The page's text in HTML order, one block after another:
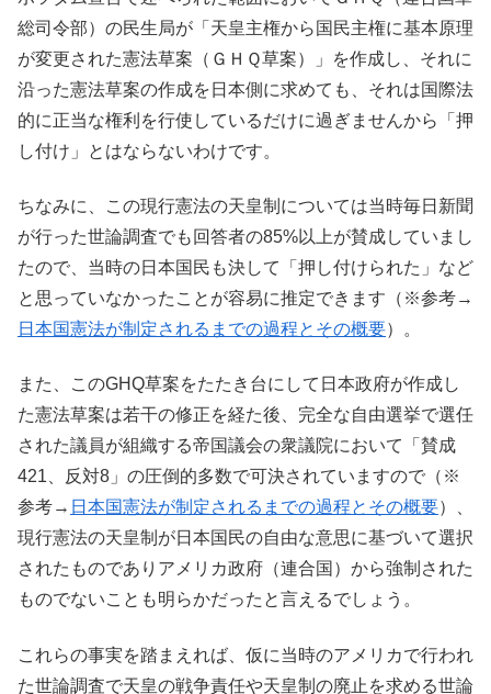
総司令部）の民生局が「天皇主権から国民主権に基本原理
が変更された憲法草案（ＧＨＱ草案）」を作成し、それに
沿った憲法草案の作成を日本側に求めても、それは国際法
的に正当な権利を行使しているだけに過ぎませんから「押
し付け」とはならないわけです。
ちなみに、この現行憲法の天皇制については当時毎日新聞
が行った世論調査でも回答者の85%以上が賛成していまし
たので、当時の日本国民も決して「押し付けられた」など
と思っていなかったことが容易に推定できます（※参考→
日本国憲法が制定されるまでの過程とその概要）。
また、このGHQ草案をたたき台にして日本政府が作成し
た憲法草案は若干の修正を経た後、完全な自由選挙で選任
された議員が組織する帝国議会の衆議院において「賛成
421、反対8」の圧倒的多数で可決されていますので（※
参考→ 日本国憲法が制定されるまでの過程とその概要）、
現行憲法の天皇制が日本国民の自由な意思に基づいて選択
されたものでありアメリカ政府（連合国）から強制された
ものでないことも明らかだったと言えるでしょう。
これらの事実を踏まえれば、仮に当時のアメリカで行われ
た世論調査で天皇の戦争責任や天皇制の廃止を求める世論